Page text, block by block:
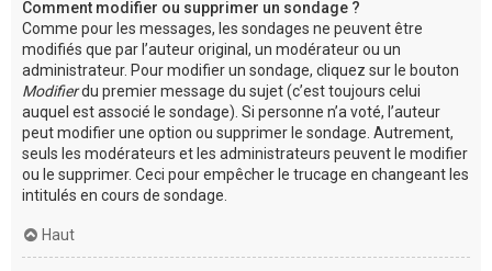
Comment modifier ou supprimer un sondage ?
Comme pour les messages, les sondages ne peuvent être
modifiés que par l’auteur original, un modérateur ou un
administrateur. Pour modifier un sondage, cliquez sur le bouton
Modifierdu premier message du sujet (c’est toujours celui
auquel est associé le sondage). Si personne n’a voté, l’auteur
peut modifier une option ou supprimer le sondage. Autrement,
seuls les modérateurs et les administrateurs peuvent le modifier
ou le supprimer. Ceci pour empêcher le trucage en changeant les
intitulés en cours de sondage.
Haut